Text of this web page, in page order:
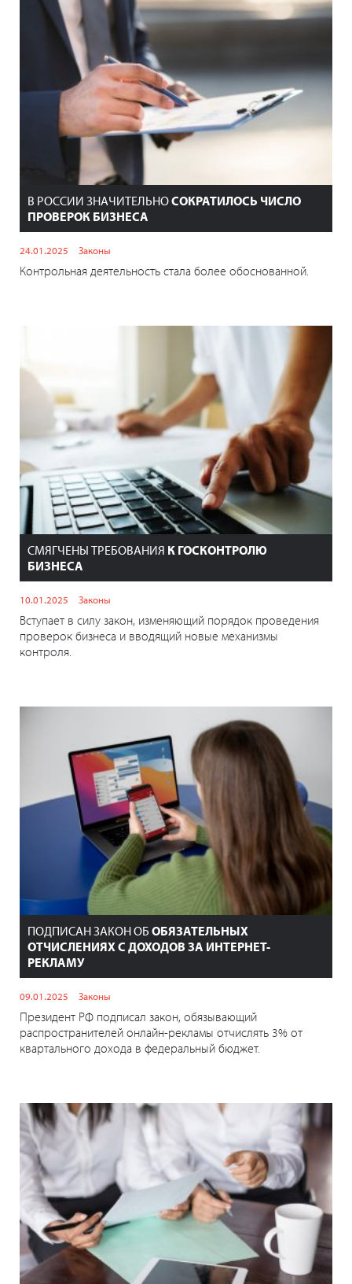
В РОССИИ ЗНАЧИТЕЛЬНОСОКРАТИЛОСЬ ЧИСЛО
ПРОВЕРОК БИЗНЕСА
24.01.2025 Законы
Контрольная деятельность стала более обоснованной.
СМЯГЧЕНЫ ТРЕБОВАНИЯ К ГОСКОНТРОЛЮ
БИЗНЕСА
10.01.2025 Законы
Вступает в силу закон, изменяющий порядок проведения
проверок бизнеса и вводящий новые механизмы
контроля.
ПОДПИСАН ЗАКОН ОБ ОБЯЗАТЕЛЬНЫХ
ОТЧИСЛЕНИЯХ С ДОХОДОВ ЗА ИНТЕРНЕТ-
РЕКЛАМУ
09.01.2025 Законы
Президент РФ подписал закон, обязывающий
распространителей онлайн-рекламы отчислять 3% от
квартального дохода в федеральный бюджет.